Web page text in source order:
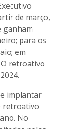
de março,
ganham
para os
em
O retroativo
implantar
retroativo
No